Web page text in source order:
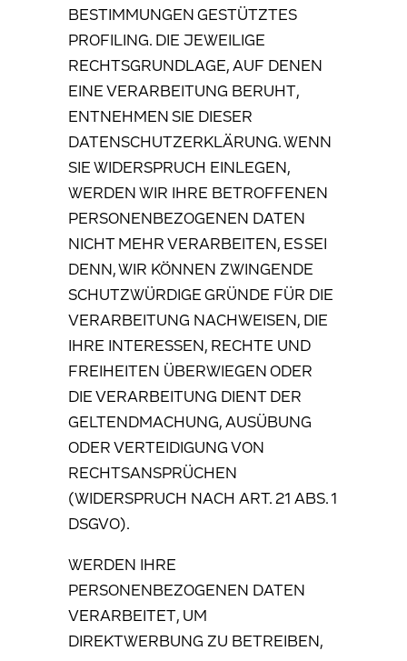
BESTIMMUNGEN GESTÜTZTES
PROFILING. DIE JEWEILIGE
RECHTSGRUNDLAGE, AUF DENEN
EINE VERARBEITUNG BERUHT,
ENTNEHMEN SIE DIESER
DATENSCHUTZERKLÄRUNG. WENN
SIE WIDERSPRUCH EINLEGEN,
WERDEN WIR IHRE BETROFFENEN
PERSONENBEZOGENEN DATEN
NICHT MEHR VERARBEITEN, ES SEI
DENN, WIR KÖNNEN ZWINGENDE
SCHUTZWÜRDIGE GRÜNDE FÜR DIE
VERARBEITUNG NACHWEISEN, DIE
IHRE INTERESSEN, RECHTE UND
FREIHEITEN ÜBERWIEGEN ODER
DIE VERARBEITUNG DIENT DER
GELTENDMACHUNG, AUSÜBUNG
ODER VERTEIDIGUNG VON
RECHTSANSPRÜCHEN
(WIDERSPRUCH NACH ART. 21 ABS. 1
DSGVO).
WERDEN IHRE
PERSONENBEZOGENEN DATEN
VERARBEITET, UM
DIREKTWERBUNG ZU BETREIBEN,